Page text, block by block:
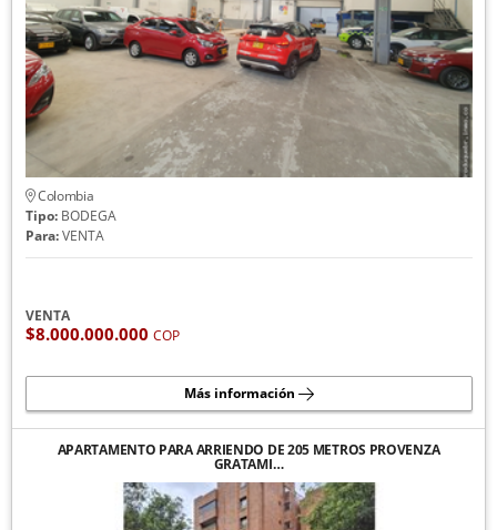
Colombia
Tipo:BODEGA
Para:VENTA
VENTA
$8.000.000.000 COP
Más información
APARTAMENTO PARA ARRIENDO DE 205 METROS PROVENZA
GRATAMI…